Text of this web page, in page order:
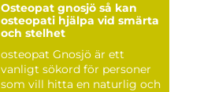
Osteopat gnosjö så kan
osteopati hjälpa vid smärta
och stelhet
osteopat Gnosjö är ett
vanligt sökord för personer
som vill hitta en naturlig och